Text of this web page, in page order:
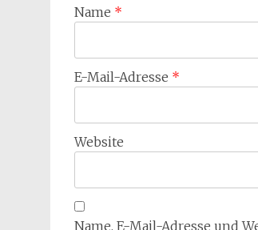
Name *
E-Mail-Adresse *
Website
Name, E-Mail-Adresse und